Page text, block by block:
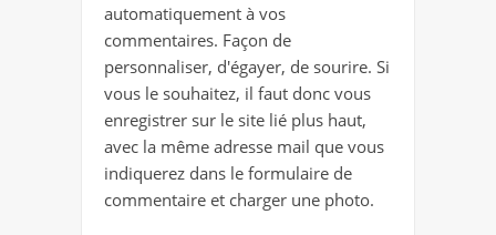
automatiquement à vos
commentaires. Façon de
personnaliser, d'égayer, de sourire. Si
vous le souhaitez, il faut donc vous
enregistrer sur le site lié plus haut,
avec la même adresse mail que vous
indiquerez dans le formulaire de
commentaire et charger une photo.